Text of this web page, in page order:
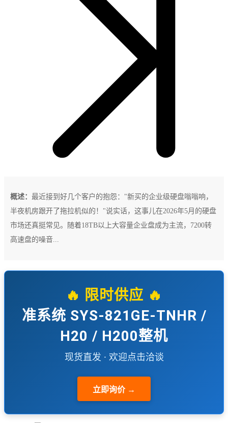
概述： 最近接到好几个客户的抱怨："新买的企业级硬盘嗡嗡响，
半夜机房跟开了拖拉机似的！"说实话，这事儿在2026年5月的硬盘
市场还真挺常见。随着18TB以上大容量企业盘成为主流，7200转
高速盘的噪音...
🔥 限时供应 🔥
准系统 SYS-821GE-TNHR /
H20 / H200整机
现货直发 · 欢迎点击洽谈
立即询价 →